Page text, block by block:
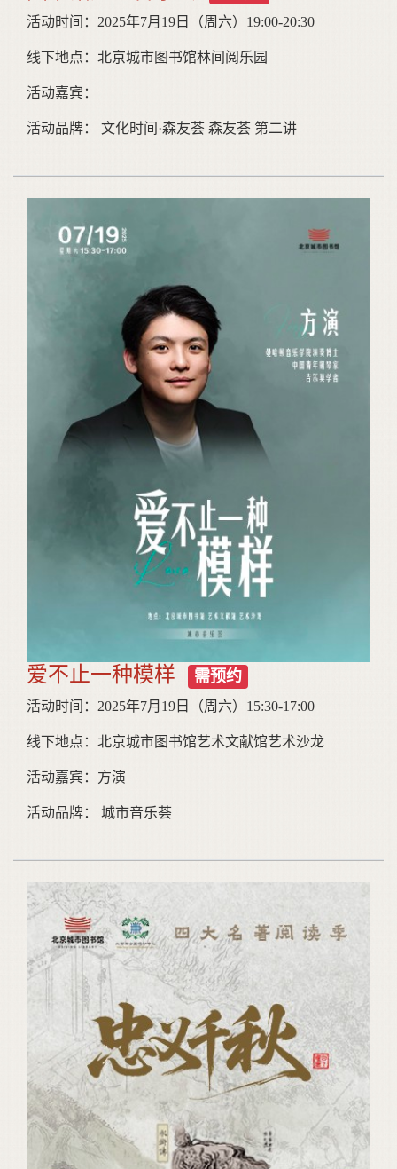
活动时间：2025年7月19日（周六）19:00-20:30
线下地点：北京城市图书馆林间阅乐园
活动嘉宾：
活动品牌： 文化时间·森友荟 森友荟 第二讲
爱不止一种模样 需预约
活动时间：2025年7月19日（周六）15:30-17:00
线下地点：北京城市图书馆艺术文献馆艺术沙龙
活动嘉宾：方演
活动品牌： 城市音乐荟